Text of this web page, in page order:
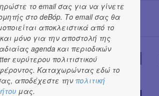
# ΝΕΑ
το email σας για να γίνετε
στο deBόp. Το email σας θα
αποκλειστικά από το
μόνο για την αποστολή της
agenda και περιοδικών
ευρύτερου πολιτιστικού
Καταχωρώντας εδώ το
αποδέχεστε την πολιτική
μας.